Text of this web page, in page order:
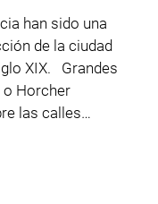
han sido una
de la ciudad
XIX. Grandes
o Horcher
las calles…